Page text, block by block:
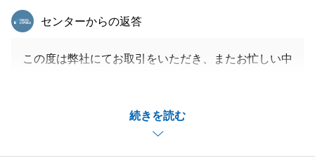
続きを読む
東急リバブル
センターからの返答
この度は弊社にてお取引をいただき、またお忙しい中
お取引に関しまして、お仕事で大変お忙しい中、Ｉ様
のご協力をいただいたからこそ、ご成約に至ることが
出来ました。